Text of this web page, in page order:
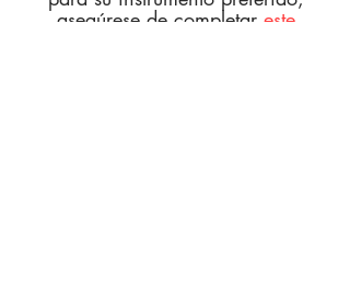
asegúrese de completar este